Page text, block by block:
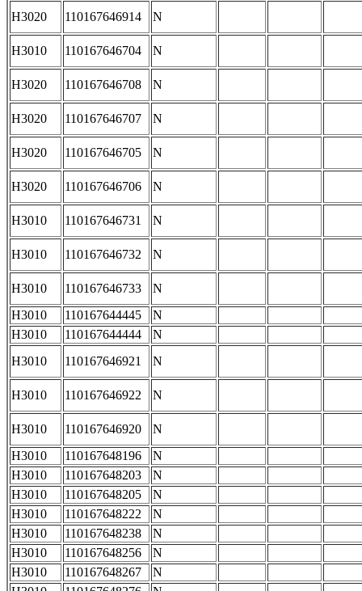
H3020 110167646914 N
H3010 110167646704 N
H3020 110167646708 N
H3020 110167646707 N
H3020 110167646705 N
H3020 110167646706 N
H3010 110167646731 N
H3010 110167646732 N
H3010 110167646733
N
H3010
110167644445
N
H3010
110167644444
N
H3010
110167646921 N
H3010 110167646922 N
H3010 110167646920
N
H3010
110167648196
N
H3010
110167648203
N
H3010
110167648205
N
H3010
110167648222
N
H3010
110167648238
N
H3010
110167648256
N
H3010
110167648267
N